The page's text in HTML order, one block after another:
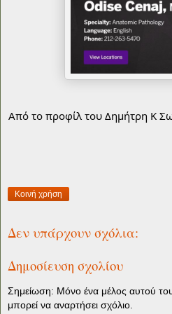
Από το προφίλ του Δημήτρη Κ
Κοινή χρήση
Δεν υπάρχουν σχόλια:
Δημοσίευση σχολίου
Σημείωση: Μόνο ένα μέλος αυτού του
μπορεί να αναρτήσει σχόλιο.